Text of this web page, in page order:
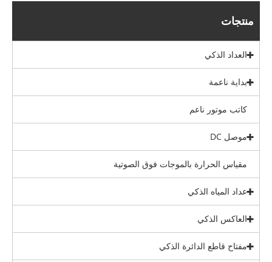
منتجات
العداد الذكي
بداية ناعمة
كاتب موتور ناعم
موصل DC
مقياس الحرارة بالموجات فوق الصوتية
عداد المياه الذكي
العاكس الذكي
مفتاح قاطع الدائرة الذكي